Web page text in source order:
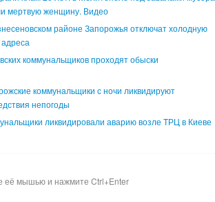
мертвую женщину. Видео
районе Запорожья отключат холодную
коммунальщиков проходят обыски
коммунальщики с ночи ликвидируют
непогоды
ликвидировали аварию возле ТРЦ в Киеве
её мышью и нажмите Ctrl+Enter